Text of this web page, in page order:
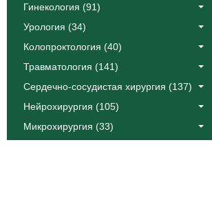
Гинекология (91)
Урология (34)
Колопроктология (40)
Травматология (141)
Сердечно-сосудистая хирургия (137)
Нейрохирургия (105)
Микрохирургия (33)